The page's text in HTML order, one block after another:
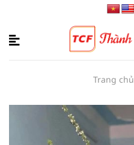
nội
Trang chủ